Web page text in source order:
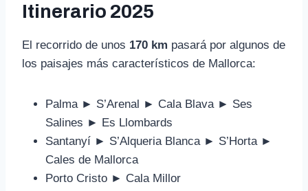
Itinerario 2025
El recorrido de unos 170 km pasará por algunos de
los paisajes más característicos de Mallorca:
Palma ► S’Arenal ► Cala Blava ► Ses
Salines ► Es Llombards
Santanyí ► S’Alqueria Blanca ► S’Horta ►
Cales de Mallorca
Porto Cristo ► Cala Millor